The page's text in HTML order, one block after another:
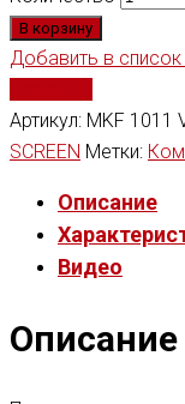
В корзину
Добавить в
Артикул: MKF 1011
SCREEN Метки:
Описание
Видео
Описание